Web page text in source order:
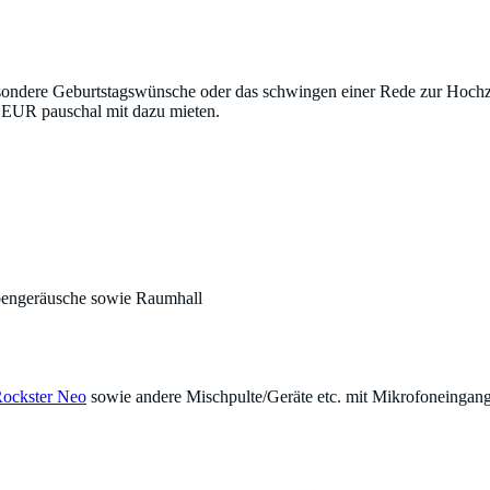
Geburtstagswünsche oder das schwingen einer Rede zur
pauschal mit dazu mieten.
sowie Raumhall
Neo sowie andere Mischpulte/Geräte etc. mit